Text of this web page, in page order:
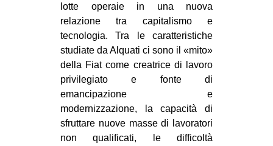
tw
bsky
lotte operaie in una nuova
relazione tra capitalismo e
tecnologia. Tra le caratteristiche
studiate da Alquati ci sono il «mito»
della Fiat come creatrice di lavoro
privilegiato e fonte di
emancipazione e
modernizzazione, la capacità di
sfruttare nuove masse di lavoratori
non qualificati, le difficoltà